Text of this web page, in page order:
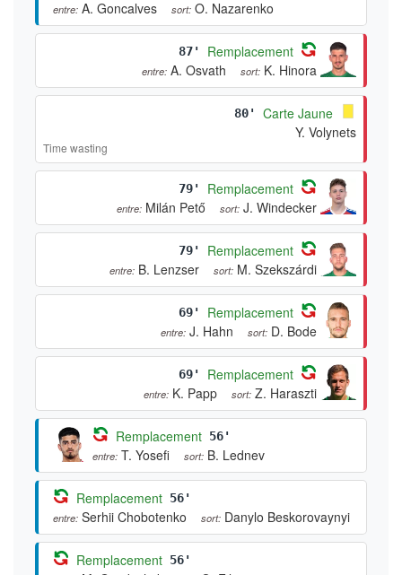
entre: A. Goncalves sort: O. Nazarenko
87' Remplacement
entre: A. Osvath sort: K. Hinora
80'
Carte Jaune
Y. Volynets
Time wasting
79' Remplacement
entre: Milán Pető sort: J. Windecker
79' Remplacement
entre: B. Lenzser sort: M. Szekszárdi
69' Remplacement
entre: J. Hahn sort: D. Bode
69' Remplacement
entre: K. Papp sort: Z. Haraszti
Remplacement 56'
entre: T. Yosefi sort: B. Lednev
Remplacement 56'
entre: Serhii Chobotenko sort: Danylo Beskorovaynyi
Remplacement 56'